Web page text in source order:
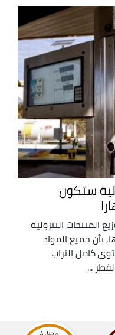
ستكون
البترولية
جميع المواد
كامل التراب
...